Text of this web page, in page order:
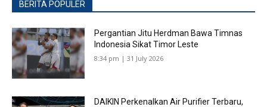
BERITA POPULER
Pergantian Jitu Herdman Bawa Timnas
Indonesia Sikat Timor Leste
8:34 pm | 31 July 2026
DAIKIN Perkenalkan Air Purifier Terbaru,